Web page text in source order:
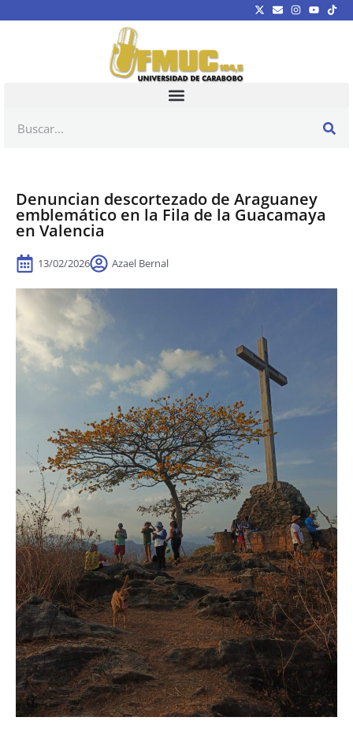
Denuncian descortezado de Araguaney
emblemático en la Fila de la Guacamaya
en Valencia
13/02/2026 Azael Bernal